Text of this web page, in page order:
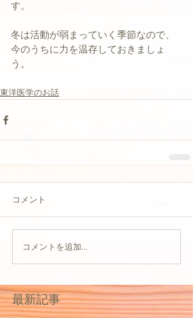
す。
冬は活動が弱まっていく季節なので、
今のうちに力を温存しておきましょ
う。
東洋医学のお話
コメント
コメントを追加…
最新記事